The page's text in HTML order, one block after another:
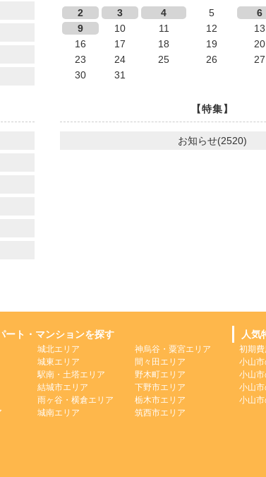
2
3 4 5 6
9
10 11 12 13
16
17 18 19 20
23
24 25 26 27
30
31
【特集】
お知らせ(2520)
ート・マンションを探す
城北エリア
城東エリア
駅南・土塔エリア
結城市エリア
雨ヶ谷・横倉エリア
城南エリア
神烏谷・粟宮エリア
間々田エリア
野木町エリア
下野市エリア
栃木市エリア
筑西市エリア
人気
初期費
小山
小山
小山市
小山